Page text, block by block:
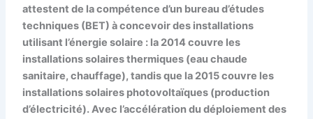
attestent de la compétence d’un bureau d’études
techniques (BET) à concevoir des installations
utilisant l’énergie solaire : la 2014 couvre les
installations solaires thermiques (eau chaude
sanitaire, chauffage), tandis que la 2015 couvre les
installations solaires photovoltaïques (production
d’électricité). Avec l’accélération du déploiement des